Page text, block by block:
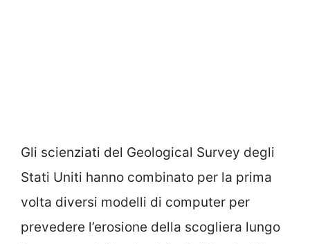
Gli scienziati del Geological Survey degli
Stati Uniti hanno combinato per la prima
volta diversi modelli di computer per
prevedere l’erosione della scogliera lungo